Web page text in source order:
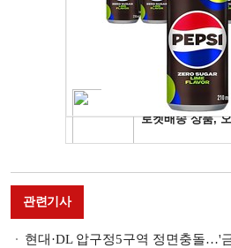
관련기사
현대·DL 압구정5구역 정면충돌…'금